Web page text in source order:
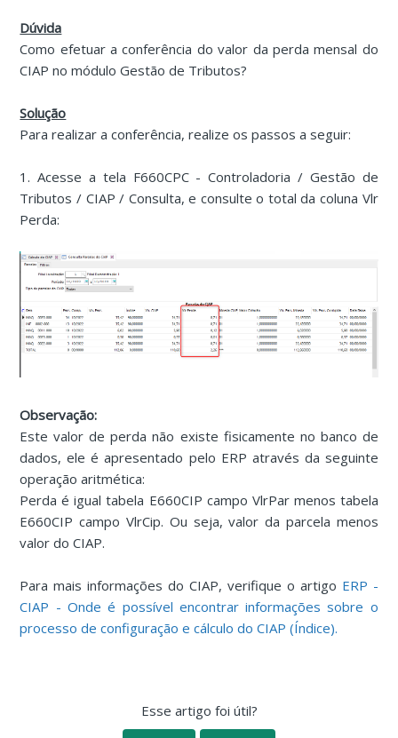
Dúvida
Como efetuar a conferência do valor da perda mensal do
CIAP no módulo Gestão de Tributos?
Solução
Para realizar a conferência, realize os passos a seguir:
1. Acesse a tela F660CPC - Controladoria / Gestão de
Tributos / CIAP / Consulta, e consulte o total da coluna Vlr
Perda:
Observação:
Este valor de perda não existe fisicamente no banco de
dados, ele é apresentado pelo ERP através da seguinte
operação aritmética:
Perda é igual tabela E660CIP campo VlrPar menos tabela
E660CIP campo VlrCip. Ou seja, valor da parcela menos
valor do CIAP.
Para mais informações do CIAP, verifique o artigo ERP -
CIAP - Onde é possível encontrar informações sobre o
processo de configuração e cálculo do CIAP (Índice).
Esse artigo foi útil?